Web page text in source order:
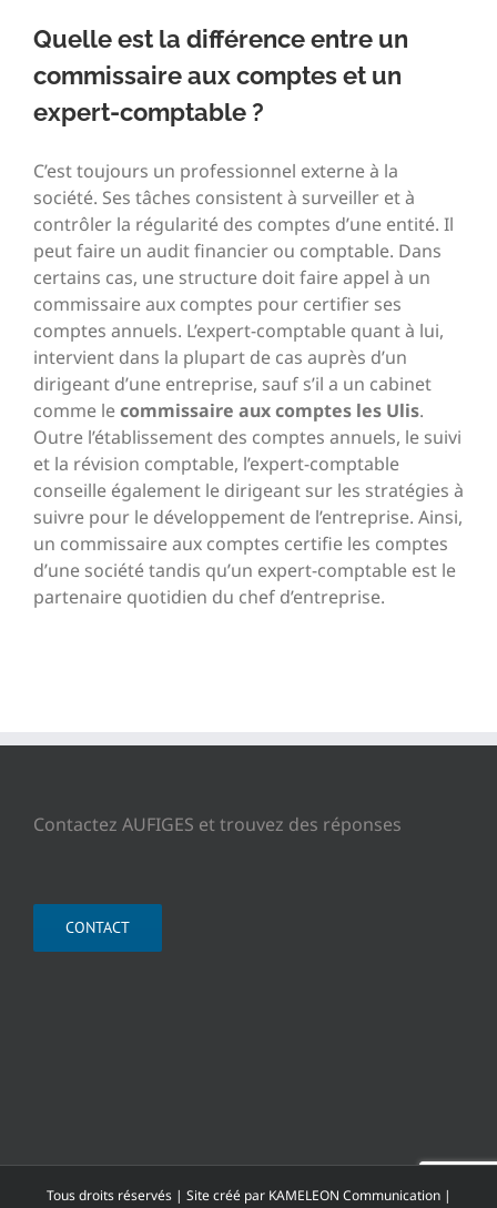
Quelle est la différence entre un
commissaire aux comptes et un
expert-comptable ?
C’est toujours un professionnel externe à la
société. Ses tâches consistent à surveiller et à
contrôler la régularité des comptes d’une entité. Il
peut faire un audit financier ou comptable. Dans
certains cas, une structure doit faire appel à un
commissaire aux comptes pour certifier ses
comptes annuels. L’expert-comptable quant à lui,
intervient dans la plupart de cas auprès d’un
dirigeant d’une entreprise, sauf s’il a un cabinet
comme lecommissaire aux comptes les Ulis.
Outre l’établissement des comptes annuels, le suivi
et la révision comptable, l’expert-comptable
conseille également le dirigeant sur les stratégies à
suivre pour le développement de l’entreprise. Ainsi,
un commissaire aux comptes certifie les comptes
d’une société tandis qu’un expert-comptable est le
partenaire quotidien du chef d’entreprise.
Contactez AUFIGES et trouvez des réponses
CONTACT
Tous droits réservés | Site créé par KAMELEON Communication|